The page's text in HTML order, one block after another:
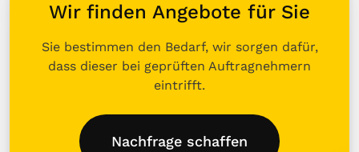
Wir finden Angebote für Sie
Sie bestimmen den Bedarf, wir sorgen dafür,
dass dieser bei geprüften Auftragnehmern
eintrifft.
Nachfrage schaffen